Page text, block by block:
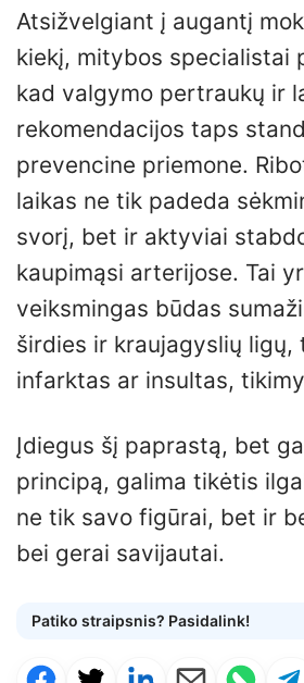
Atsižvelgiant į augantį
kiekį, mitybos specialistai
kad valgymo pertraukų ir
rekomendacijos taps
prevencine priemone.
laikas ne tik padeda
svorį, bet ir aktyviai
kaupimąsi arterijose. Tai
veiksmingas būdas
širdies ir kraujagyslių ligų,
infarktas ar insultas,
Įdiegus šį paprastą, bet
principą, galima tikėtis
ne tik savo figūrai, bet ir
bei gerai savijautai.
Patiko straipsnis? Pasidalink!